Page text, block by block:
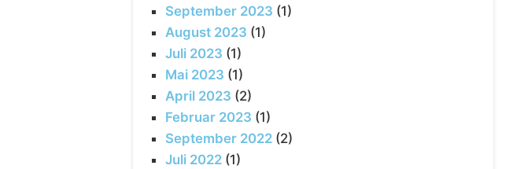
September 2023 (1)
August 2023 (1)
Juli 2023 (1)
Mai 2023 (1)
April 2023 (2)
Februar 2023 (1)
September 2022(2)
Juli 2022(1)